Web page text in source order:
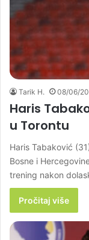
Tarik H. 08/06/
Haris
u Torontu
Haris Tabaković
Bosne i
trening nakon
Pročitaj više